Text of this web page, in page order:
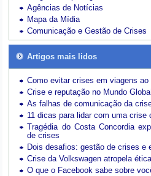
Agências de Notícias
Mapa da Mídia
Comunicação e Gestão de Crises
Artigos mais lidos
Como evitar crises em viagens ao
Crise e reputação no Mundo
As falhas de comunicação da
11 dicas para lidar com uma crise
Tragédia do Costa Concordia
de crises
Dois desafios: gestão de crises e
Crise da Volkswagen atropela
O que o Facebook sabe sobre